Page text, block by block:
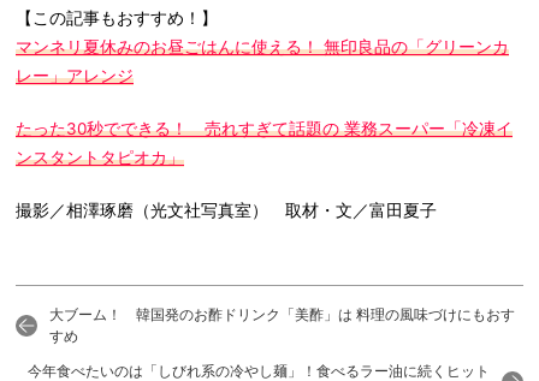
【この記事もおすすめ！】
マンネリ夏休みのお昼ごはんに使える！ 無印良品の「グリーンカ
レー」アレンジ
たった30秒でできる！ 売れすぎて話題の 業務スーパー「冷凍イ
ンスタントタピオカ」
撮影／相澤琢磨（光文社写真室） 取材・文／富田夏子
大ブーム！ 韓国発のお酢ドリンク「美酢」は 料理の風味づけにもおす
すめ
今年食べたいのは「しびれ系の冷やし麺」！食べるラー油に続くヒット